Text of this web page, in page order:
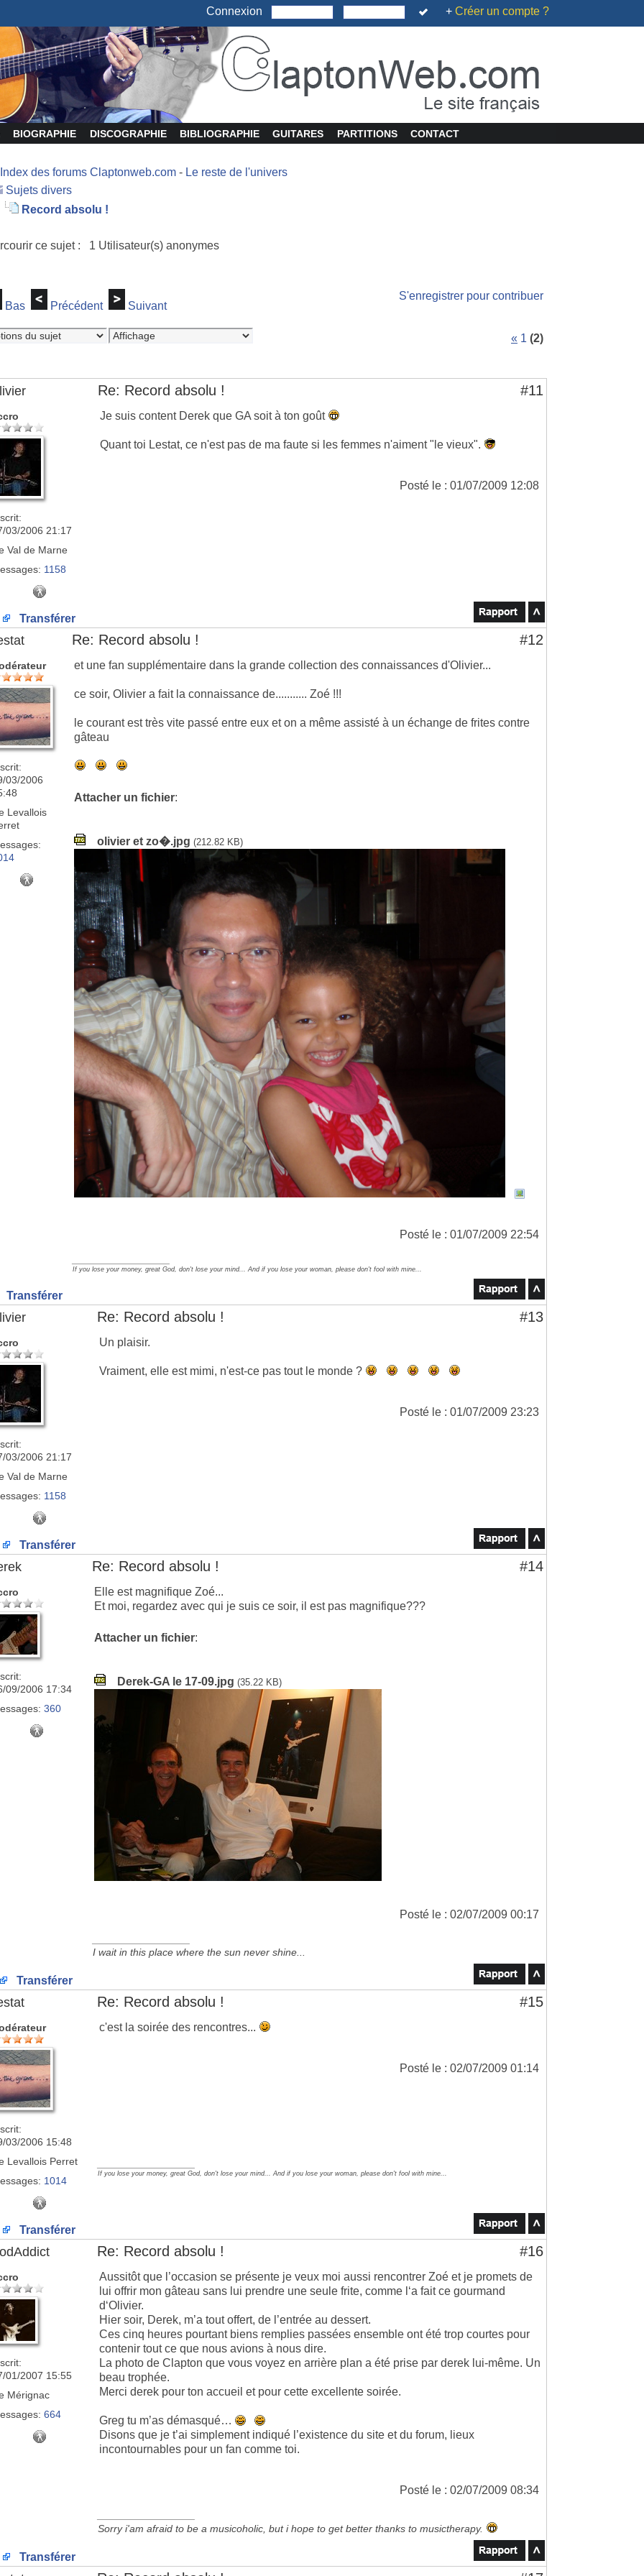
Connexion + Créer un compte ?
BIOGRAPHIE DISCOGRAPHIE BIBLIOGRAPHIE GUITARES PARTITIONS CONTACT
Index des forums Claptonweb.com - Le reste de l'univers
Sujets divers
Record absolu !
ce sujet : 1 Utilisateur(s) anonymes
Bas Précédent Suivant
S'enregistrer pour contribuer
« 1 (2)
Re: Record absolu ! #11
03/2006 21:17
Val de Marne
1158
Je suis content Derek que GA soit à ton goût
Quant toi Lestat, ce n'est pas de ma faute si les femmes n'aiment "le vieux".
Posté le : 01/07/2009 12:08
Transférer
Re: Record absolu ! #12
03/2006
Levallois
et une fan supplémentaire dans la grande collection des connaissances d'Olivier...
ce soir, Olivier a fait la connaissance de........... Zoé !!!
le courant est très vite passé entre eux et on a même assisté à un échange de frites contre
gâteau
Attacher un fichier:
olivier et zo�.jpg (212.82 KB)
Posté le : 01/07/2009 22:54
If you lose your money, great God, don't lose your mind... And if you lose your woman, please don't fool with mine...
Transférer
Re: Record absolu ! #13
03/2006 21:17
Val de Marne
1158
Un plaisir.
Vraiment, elle est mimi, n'est-ce pas tout le monde ?
Posté le : 01/07/2009 23:23
Transférer
Re: Record absolu ! #14
09/2006 17:34
360
Elle est magnifique Zoé...
Et moi, regardez avec qui je suis ce soir, il est pas magnifique???
Attacher un fichier:
Derek-GA le 17-09.jpg (35.22 KB)
Posté le : 02/07/2009 00:17
I wait in this place where the sun never shine...
Transférer
Re: Record absolu ! #15
03/2006 15:48
Levallois Perret
1014
c'est la soirée des rencontres...
Posté le : 02/07/2009 01:14
If you lose your money, great God, don't lose your mind... And if you lose your woman, please don't fool with mine...
Transférer
Re: Record absolu ! #16
01/2007 15:55
Mérignac
664
Aussitôt que l’occasion se présente je veux moi aussi rencontrer Zoé et je promets de
lui offrir mon gâteau sans lui prendre une seule frite, comme l‘a fait ce gourmand
d‘Olivier.
Hier soir, Derek, m’a tout offert, de l’entrée au dessert.
Ces cinq heures pourtant biens remplies passées ensemble ont été trop courtes pour
contenir tout ce que nous avions à nous dire.
La photo de Clapton que vous voyez en arrière plan a été prise par derek lui-même. Un
beau trophée.
Merci derek pour ton accueil et pour cette excellente soirée.
Greg tu m’as démasqué…
Disons que je t’ai simplement indiqué l’existence du site et du forum, lieux
incontournables pour un fan comme toi.
Posté le : 02/07/2009 08:34
Sorry i'am afraid to be a musicoholic, but i hope to get better thanks to musictherapy.
Transférer